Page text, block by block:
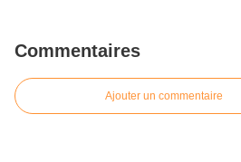
Commentaires
Ajouter un commentaire